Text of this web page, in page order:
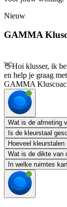
Nieuw
GAMMA
👋Hoi klusser, ik
en help je graag
GAMMA
Wat is de afmeting
Is de kleurstaal
Hoeveel
Wat is de dikte van
In welke ruimtes